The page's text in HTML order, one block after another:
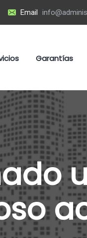
Email
Garantías